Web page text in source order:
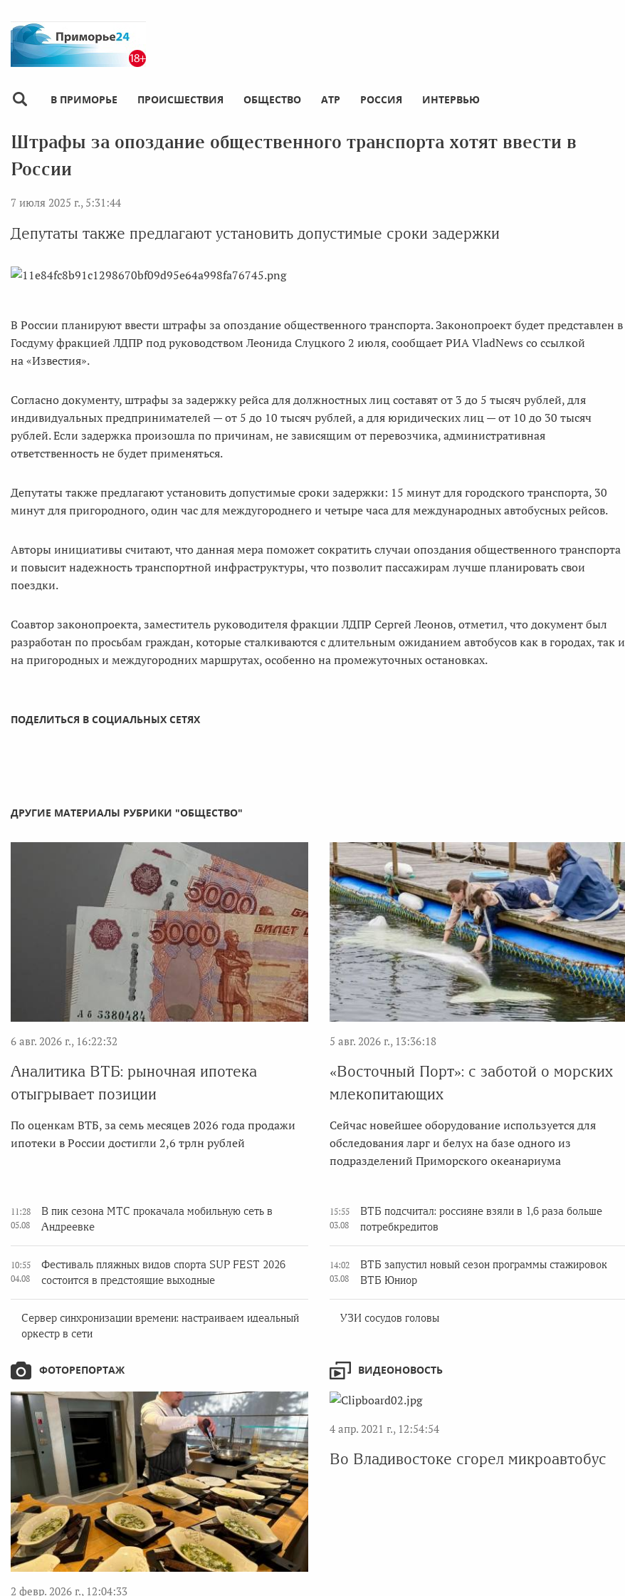
В ПРИМОРЬЕ ПРОИСШЕСТВИЯ ОБЩЕСТВО АТР РОССИЯ ИНТЕРВЬЮ
Штрафы за опоздание общественного транспорта хотят ввести в
России
7 июля 2025 г., 5:31:44
Депутаты также предлагают установить допустимые сроки задержки
В России планируют ввести штрафы за опоздание общественного транспорта. Законопроект будет представлен в
Госдуму фракцией ЛДПР под руководством Леонида Слуцкого 2 июля, сообщает РИА VladNews со ссылкой
на «Известия».
Согласно документу, штрафы за задержку рейса для должностных лиц составят от 3 до 5 тысяч рублей, для
индивидуальных предпринимателей — от 5 до 10 тысяч рублей, а для юридических лиц — от 10 до 30 тысяч
рублей. Если задержка произошла по причинам, не зависящим от перевозчика, административная
ответственность не будет применяться.
Депутаты также предлагают установить допустимые сроки задержки: 15 минут для городского транспорта, 30
минут для пригородного, один час для междугороднего и четыре часа для международных автобусных рейсов.
Авторы инициативы считают, что данная мера поможет сократить случаи опоздания общественного транспорта
и повысит надежность транспортной инфраструктуры, что позволит пассажирам лучше планировать свои
поездки.
Соавтор законопроекта, заместитель руководителя фракции ЛДПР Сергей Леонов, отметил, что документ был
разработан по просьбам граждан, которые сталкиваются с длительным ожиданием автобусов как в городах, так и
на пригородных и междугородних маршрутах, особенно на промежуточных остановках.
ПОДЕЛИТЬСЯ В СОЦИАЛЬНЫХ СЕТЯХ
ДРУГИЕ МАТЕРИАЛЫ РУБРИКИ "ОБЩЕСТВО"
6 авг. 2026 г., 16:22:32
Аналитика ВТБ: рыночная ипотека
отыгрывает позиции
По оценкам ВТБ, за семь месяцев 2026 года продажи
ипотеки в России достигли 2,6 трлн рублей
5 авг. 2026 г., 13:36:18
«Восточный Порт»: с заботой о морских
млекопитающих
Сейчас новейшее оборудование используется для
обследования ларг и белух на базе одного из
подразделений Приморского океанариума
11:28
05.08
В пик сезона МТС прокачала мобильную сеть в
Андреевке
10:55
04.08
Фестиваль пляжных видов спорта SUP FEST 2026
состоится в предстоящие выходные
Сервер синхронизации времени: настраиваем идеальный
оркестр в сети
15:55
03.08
ВТБ подсчитал: россияне взяли в 1,6 раза больше
потребкредитов
14:02
03.08
ВТБ запустил новый сезон программы стажировок
ВТБ Юниор
УЗИ сосудов головы
ФОТОРЕПОРТАЖ
2 февр. 2026 г., 12:04:33
ВИДЕОНОВОСТЬ
4 апр. 2021 г., 12:54:54
Во Владивостоке сгорел микроавтобус